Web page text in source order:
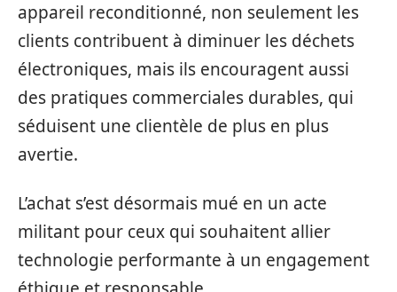
appareil reconditionné, non seulement les
clients contribuent à diminuer les déchets
électroniques, mais ils encouragent aussi
des pratiques commerciales durables, qui
séduisent une clientèle de plus en plus
avertie.
L’achat s’est désormais mué en un acte
militant pour ceux qui souhaitent allier
technologie performante à un engagement